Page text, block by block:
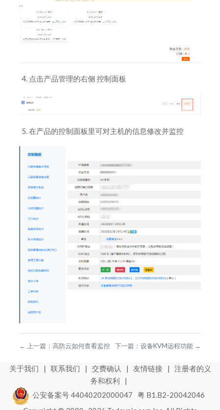
点击产品管理的右侧 控制面板
在产品的控制面板里可对主机的信息修改并监控
← 上一篇： 高防云如何查看监控 下一篇： 设备KVM远程功能 →
关于我们 | 联系我们 | 交费确认 | 友情链接 | 注册者的义
务和权利
|
公安备案号 44040202000047
粤 B1.B2-20042046